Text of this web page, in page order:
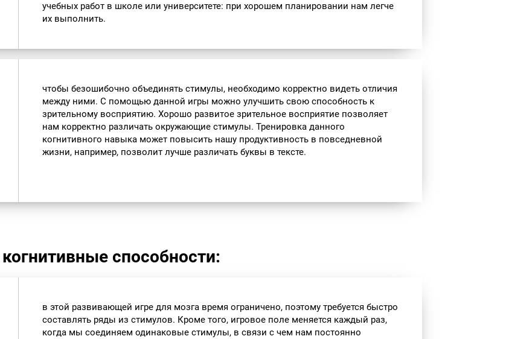
учебных работ в школе или университете: при хорошем планировании нам легче
их выполнить.
чтобы безошибочно объединять стимулы, необходимо корректно видеть отличия
между ними. С помощью данной игры можно улучшить свою способность к
зрительному восприятию. Хорошо развитое зрительное восприятие позволяет
нам корректно различать окружающие стимулы. Тренировка данного
когнитивного навыка может повысить нашу продуктивность в повседневной
жизни, например, позволит лучше различать буквы в тексте.
способности:
в этой развивающей игре для мозга время ограничено, поэтому требуется быстро
составлять ряды из стимулов. Кроме того, игровое поле меняется каждый раз,
когда мы соединяем одинаковые стимулы, в связи с чем нам постоянно